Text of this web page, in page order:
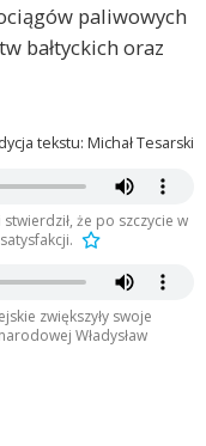
paliwowych
bałtyckich oraz
tekstu: Michał Tesarski
że po szczycie w
zwiększyły swoje
Władysław